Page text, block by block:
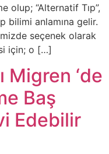
olup; “Alternatif Tıp”,
bilimi anlamına gelir.
seçenek olarak
için; o […]
Migren ‘de
Baş
Edebilir